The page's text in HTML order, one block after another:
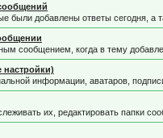
были добавлены ответы сегодня,
сообщением, когда в тему
информации, аватаров,
их, редактировать папки